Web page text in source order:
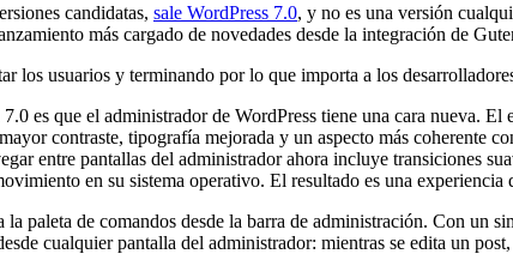
candidatas, sale WordPress 7.0, y no es una versión
más cargado de novedades desde la integración de
los usuarios y terminando por lo que importa a los
es que el administrador de WordPress tiene una cara nueva. El
contraste, tipografía mejorada y un aspecto más coherente
entre pantallas del administrador ahora incluye transiciones
en su sistema operativo. El resultado es una
paleta de comandos desde la barra de administración. Con
cualquier pantalla del administrador: mientras se edita un